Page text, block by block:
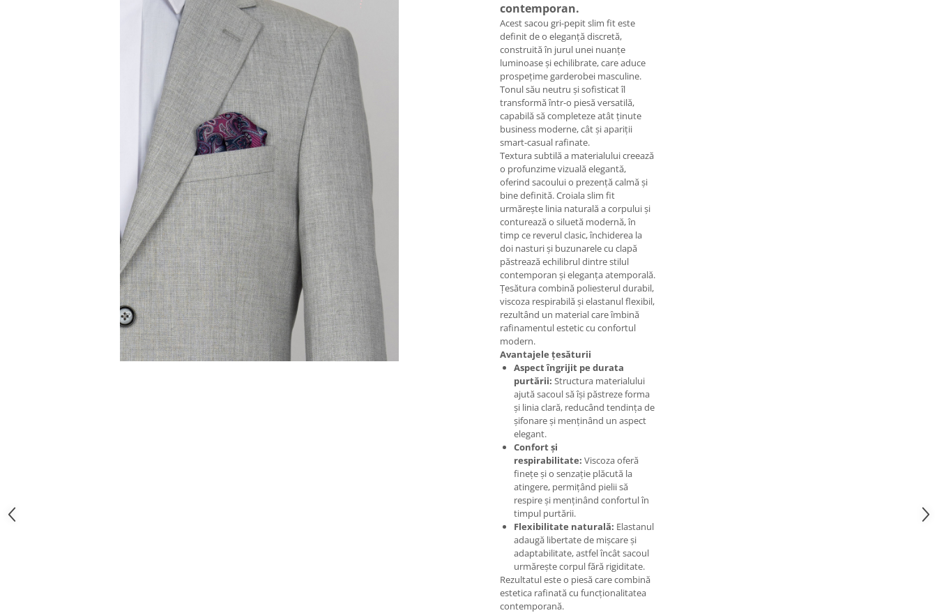
contemporan.
Acest sacou gri-pepit slim fit este
definit de o eleganță discretă,
construită în jurul unei nuanțe
luminoase și echilibrate, care aduce
prospețime garderobei masculine.
Tonul său neutru și sofisticat îl
transformă într-o piesă versatilă,
capabilă să completeze atât ținute
business moderne, cât și apariții
smart-casual rafinate.
Textura subtilă a materialului creează
o profunzime vizuală elegantă,
oferind sacoului o prezență calmă și
bine definită. Croiala slim fit
urmărește linia naturală a corpului și
conturează o siluetă modernă, în
timp ce reverul clasic, închiderea la
doi nasturi și buzunarele cu clapă
păstrează echilibrul dintre stilul
contemporan și eleganța atemporală.
Țesătura combină poliesterul durabil,
viscoza respirabilă și elastanul flexibil,
rezultând un material care îmbină
rafinamentul estetic cu confortul
modern.
Avantajele țesăturii
Aspect îngrijit pe durata
purtării: Structura materialului
ajută sacoul să își păstreze forma
și linia clară, reducând tendința de
șifonare și menținând un aspect
elegant.
Confort și
respirabilitate: Viscoza oferă
finețe și o senzație plăcută la
atingere, permițând pielii să
respire și menținând confortul în
timpul purtării.
Flexibilitate naturală: Elastanul
adaugă libertate de mișcare și
adaptabilitate, astfel încât sacoul
urmărește corpul fără rigiditate.
Rezultatul este o piesă care combină
estetica rafinată cu funcționalitatea
contemporană.